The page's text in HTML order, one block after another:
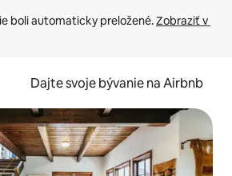
boli automaticky preložené. Zobraziť v
Dajte svoje bývanie na Airbnb